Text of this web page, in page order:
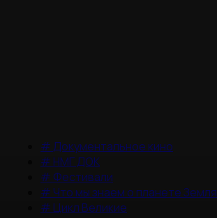
# Документальное кино
# НМГ ДОК
# Фестивали
# Что мы знаем о планете Земля
# Цикл Великие